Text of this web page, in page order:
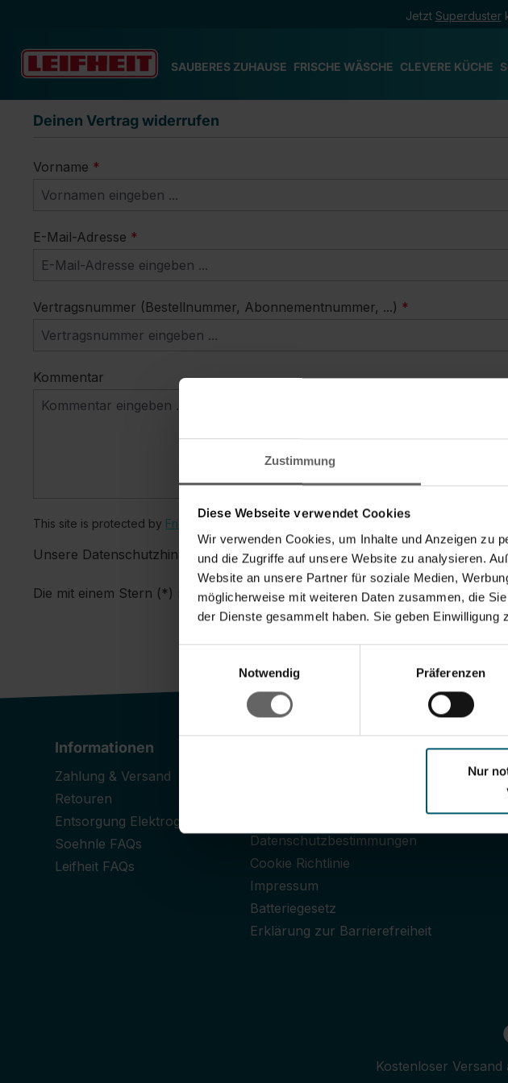
Zustimmung
Diese Webseite verwendet Cookies
Wir verwenden Cookies, um Inhalte und Anzeigen zu
und die Zugriffe auf unsere Website zu analysieren.
Website an unsere Partner für soziale Medien,
möglicherweise mit weiteren Daten zusammen, die
der Dienste gesammelt haben. Sie geben
Notwendig
Präferenzen
Nur
Jetzt Superduster
SAUBERES ZUHAUSE FRISCHE WÄSCHE CLEVERE KÜCHE
Deinen Vertrag widerrufen
Vorname *
E-Mail-Adresse *
Vertragsnummer (Bestellnummer, Abonnementnummer, ...) *
Kommentar
This site is protected by Friendly Captcha
Unsere Datenschutzhinweise finden Siehier.
Die mit einem Stern (*) markierten Felder sind Pflichtfelder.
Informationen
Zahlung & Versand
Retouren
Entsorgung Elektrogeräte
Soehnle FAQs
Leifheit FAQs
Datenschutzbestimmungen
Cookie Richtlinie
Impressum
Batteriegesetz
Erklärung zur Barrierefreiheit
Dein
Login
Deine
Kostenloser